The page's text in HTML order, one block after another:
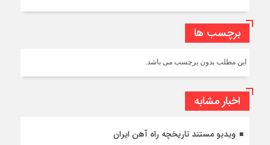
برچسب ها
این مطلب بدون برچسب می باشد.
اخبار مشابه
ویدیو مستند تاریخچه راه آهن ایران